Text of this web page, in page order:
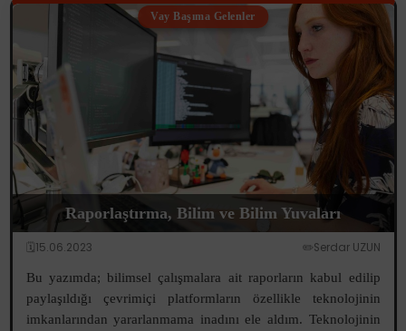
Vay Başıma Gelenler
Raporlaştırma, Bilim ve Bilim Yuvaları
🗓️15.06.2023 ✏️Serdar UZUN
Bu yazımda; bilimsel çalışmalara ait raporların kabul edilip
paylaşıldığı çevrimiçi platformların özellikle teknolojinin
imkanlarından yararlanmama inadını ele aldım. Teknolojinin